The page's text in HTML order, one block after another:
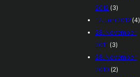
2012 (3)
12. Juni 2012(4)
28. November
2011 (3)
28. November
2010 (2)